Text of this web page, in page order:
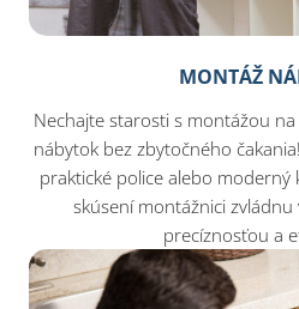
MONTÁŽ
Nechajte starosti s montážou
nábytok bez zbytočného
praktické police alebo moderný
skúsení montážnici
precíznosťou a